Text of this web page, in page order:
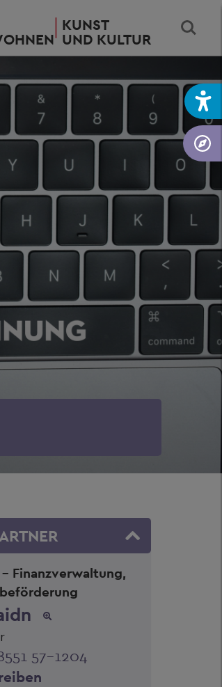
KUNST
UND KULTUR
Finanzverwaltung,
57-1204